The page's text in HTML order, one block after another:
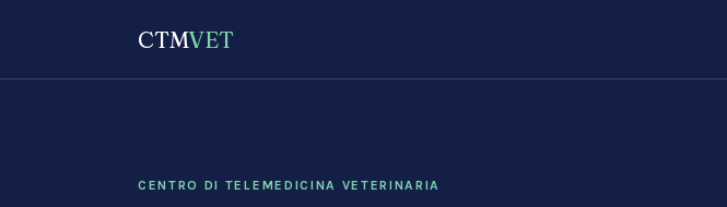
CTMVET
CENTRO DI TELEMEDICINA VETERINARIA